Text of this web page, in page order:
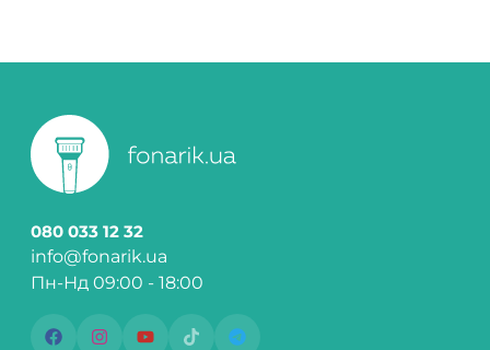
080 033 12 32
info@fonarik.ua
Пн-Нд 09:00 - 18:00